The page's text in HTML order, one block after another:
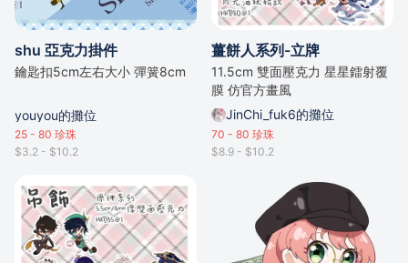
shu 亞克力掛件
鑰匙扣5cm左右大小 彈簧8cm
youyou的攤位
25 - 80 珍珠
$3.2 - $10.2
薑餅人系列-立牌
11.5cm 雙面壓克力 星星鐳射覆
膜 仿官方畫風
JinChi_fuk6的攤位
70 - 80 珍珠
$8.9 - $10.2